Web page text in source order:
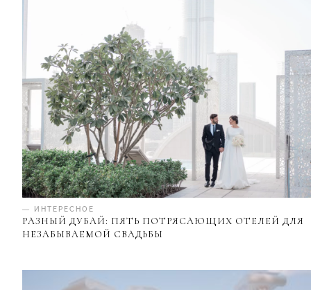
— ИНТЕРЕСНОЕ
РАЗНЫЙ ДУБАЙ: ПЯТЬ ПОТРЯСАЮЩИХ ОТЕЛЕЙ ДЛЯ
НЕЗАБЫВАЕМОЙ СВАДЬБЫ